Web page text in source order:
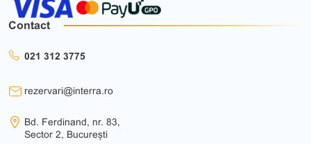
Contact
021 312 3775
rezervari@interra.ro
Bd. Ferdinand, nr. 83,
Sector 2, București